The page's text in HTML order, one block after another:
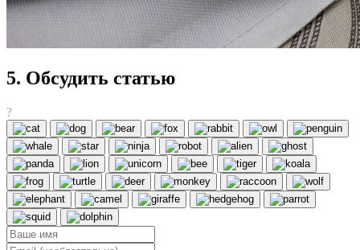
5. Обсудить статью
?